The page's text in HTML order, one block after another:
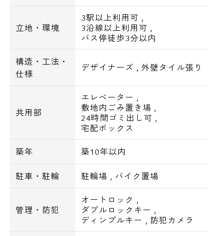
立地・環境
3駅以上利用可 ,
3沿線以上利用可 ,
バス停徒歩3分以内
構造・工法・
仕様
デザイナーズ , 外壁タイル張り
共用部
エレベーター ,
敷地内ごみ置き場 ,
24時間ゴミ出し可 ,
宅配ボックス
築年 築10年以内
駐車・駐輪 駐輪場 , バイク置場
管理・防犯
オートロック ,
ダブルロックキー ,
ディンプルキー , 防犯カメラ